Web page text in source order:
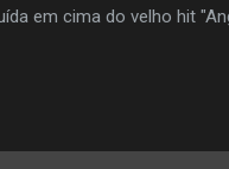
em cima do velho hit